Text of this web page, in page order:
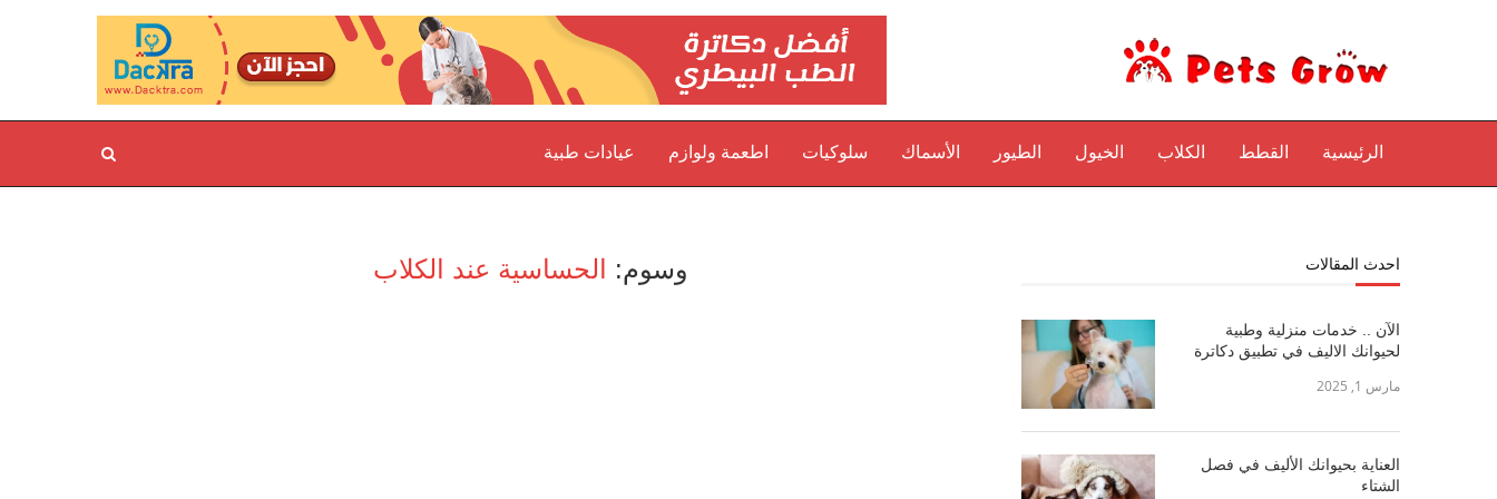
الرئيسية القطط الكلاب الخيول الطيور الأسماك سلوكيات اطعمة ولوازم عيادات طبية
وسوم: الحساسية عند الكلاب احدث المقالات
الآن .. خدمات منزلية وطبية
لحيوانك الاليف في تطبيق دكاترة
مارس 1, 2025
العناية بحيوانك الأليف في فصل
الشتاء